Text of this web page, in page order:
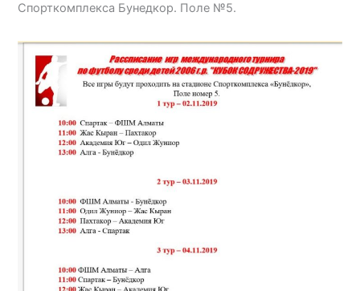
Спорткомплекса Бунедкор. Поле №5.